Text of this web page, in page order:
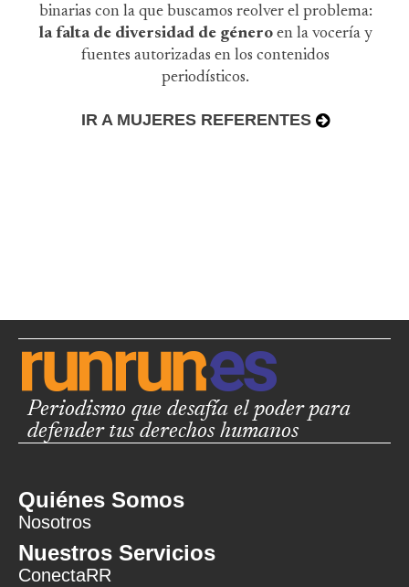
binarias con la que buscamos reolver el problema:
la falta de diversidad de género en la vocería y
fuentes autorizadas en los contenidos
periodísticos.
IR A MUJERES REFERENTES
Periodismo que desafía el poder para
defender tus derechos humanos
Quiénes Somos
Nosotros
Nuestros Servicios
ConectaRR